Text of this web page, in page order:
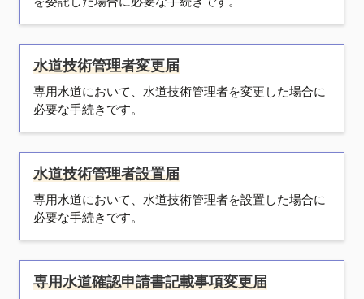
水道技術管理者変更届
専用水道において、水道技術管理者を変更した場合に
必要な手続きです。
水道技術管理者設置届
専用水道において、水道技術管理者を設置した場合に
必要な手続きです。
専用水道確認申請書記載事項変更届